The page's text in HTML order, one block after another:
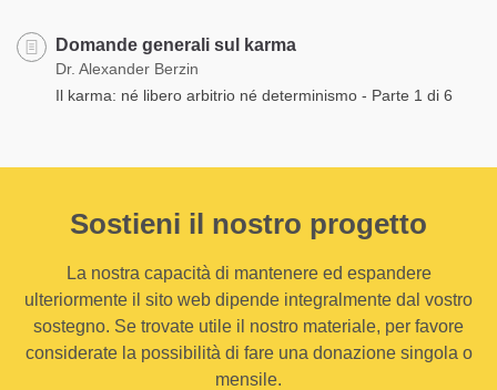
Domande generali sul karma
Dr. Alexander Berzin
Il karma: né libero arbitrio né determinismo - Parte 1 di 6
Sostieni il nostro progetto
La nostra capacità di mantenere ed espandere
ulteriormente il sito web dipende integralmente dal vostro
sostegno. Se trovate utile il nostro materiale, per favore
considerate la possibilità di fare una donazione singola o
mensile.